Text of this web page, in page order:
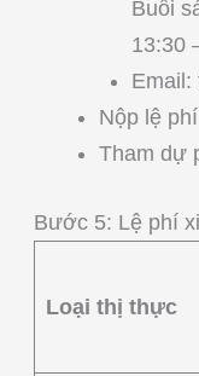
Buổi
13:30
Email:
Nộp lệ
Tham dự
Bước 5: Lệ phí
Loại thị thực